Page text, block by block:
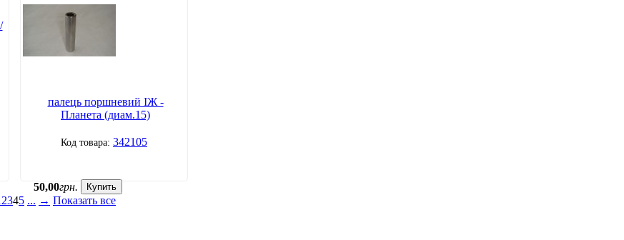
палець поршневий ІЖ -
Планета (диам.15)
342105
50,00грн. Купить
2345 ... → Показать все